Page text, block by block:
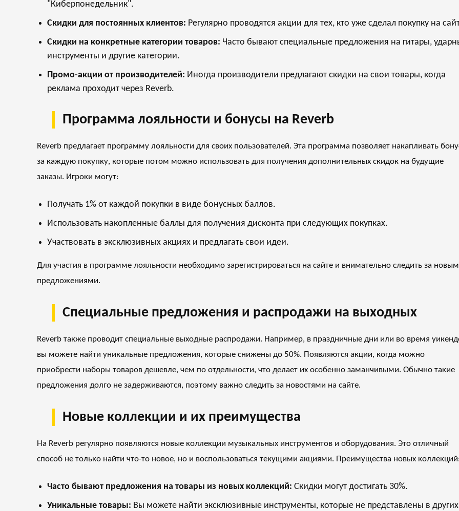
"Киберпонедельник".
Скидки для постоянных клиентов: Регулярно проводятся акции для тех, кто уже сделал покупку на
Скидки на конкретные категории товаров: Часто бывают специальные предложения на гитары,
инструменты и другие категории.
Промо-акции от производителей: Иногда производители предлагают скидки на свои товары, когда
реклама проходит через Reverb.
Программа лояльности и бонусы на Reverb
Reverb предлагает программу лояльности для своих пользователей. Эта программа позволяет накапливать
за каждую покупку, которые потом можно использовать для получения дополнительных скидок на будущие
заказы. Игроки могут:
Получать 1% от каждой покупки в виде бонусных баллов.
Использовать накопленные баллы для получения дисконта при следующих покупках.
Участвовать в эксклюзивных акциях и предлагать свои идеи.
Для участия в программе лояльности необходимо зарегистрироваться на сайте и внимательно следить за
предложениями.
Специальные предложения и распродажи на выходных
Reverb также проводит специальные выходные распродажи. Например, в праздничные дни или во время
вы можете найти уникальные предложения, которые снижены до 50%. Появляются акции, когда можно
приобрести наборы товаров дешевле, чем по отдельности, что делает их особенно заманчивыми. Обычно такие
предложения долго не задерживаются, поэтому важно следить за новостями на сайте.
Новые коллекции и их преимущества
На Reverb регулярно появляются новые коллекции музыкальных инструментов и оборудования. Это отличный
способ не только найти что-то новое, но и воспользоваться текущими акциями. Преимущества новых
Часто бывают предложения на товары из новых коллекций: Скидки могут достигать 30%.
Уникальные товары: Вы можете найти эксклюзивные инструменты, которые не представлены в других